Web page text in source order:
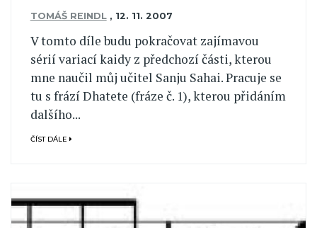
TOMÁŠ REINDL , 12. 11. 2007
V tomto díle budu pokračovat zajímavou
sérií variací kaidy z předchozí části, kterou
mne naučil můj učitel Sanju Sahai. Pracuje se
tu s frází Dhatete (fráze č. 1), kterou přidáním
dalšího...
ČÍST DÁLE